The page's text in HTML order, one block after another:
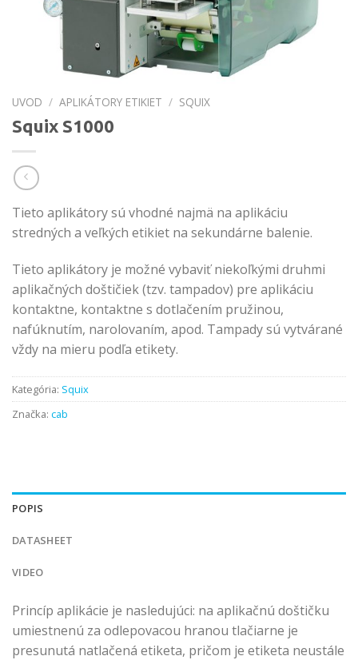
UVOD / APLIKÁTORY ETIKIET / SQUIX
Squix S1000
Tieto aplikátory sú vhodné najmä na aplikáciu
stredných a veľkých etikiet na sekundárne balenie.
Tieto aplikátory je možné vybaviť niekoľkými druhmi
aplikačných doštičiek (tzv. tampadov) pre aplikáciu
kontaktne, kontaktne s dotlačením pružinou,
nafúknutím, narolovaním, apod. Tampady sú vytvárané
vždy na mieru podľa etikety.
Kategória: Squix
Značka: cab
POPIS
DATASHEET
VIDEO
Princíp aplikácie je nasledujúci: na aplikačnú doštičku
umiestnenú za odlepovacou hranou tlačiarne je
presunutá natlačená etiketa, pričom je etiketa neustále